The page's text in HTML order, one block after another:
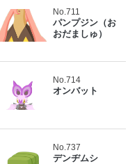
No.711
パンプジン（お
おだましゅ）
No.714
オンバット
No.737
デンヂムシ